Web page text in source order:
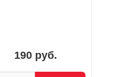
190 руб.